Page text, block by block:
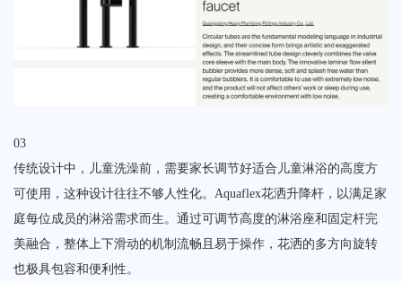
03
传统设计中，儿童洗澡前，需要家长调节好适合儿童淋浴的高度方
可使用，这种设计往往不够人性化。Aquaflex花洒升降杆，以满足家
庭每位成员的淋浴需求而生。通过可调节高度的淋浴座和固定杆完
美融合，整体上下滑动的机制流畅且易于操作，花洒的多方向旋转
也极具包容和便利性。